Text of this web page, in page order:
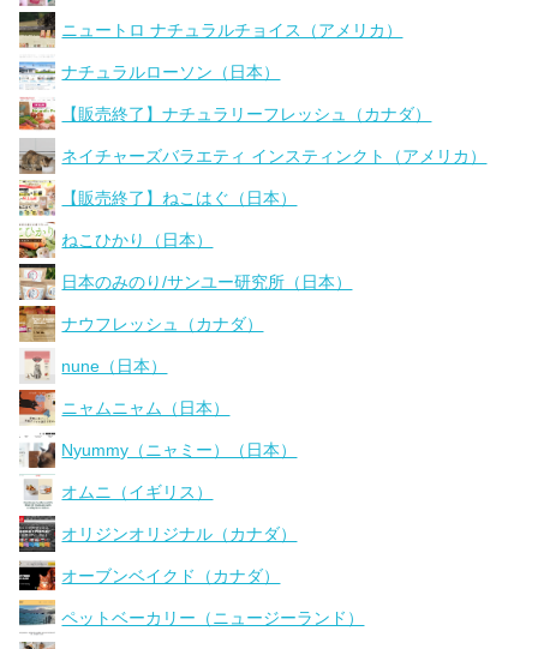
ニュートロ ナチュラルチョイス（アメリカ）
ナチュラルローソン（日本）
【販売終了】ナチュラリーフレッシュ（カナダ）
ネイチャーズバラエティ インスティンクト（アメリカ）
【販売終了】ねこはぐ（日本）
ねこひかり（日本）
日本のみのり/サンユー研究所（日本）
ナウフレッシュ（カナダ）
nune（日本）
ニャムニャム（日本）
Nyummy（ニャミー）（日本）
オムニ（イギリス）
オリジンオリジナル（カナダ）
オーブンベイクド（カナダ）
ペットベーカリー（ニュージーランド）